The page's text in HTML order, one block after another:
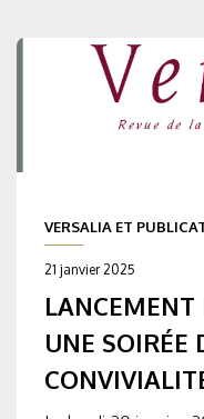
VERSALIA ET
21 janvier 2025
LANCEMENT
UNE SOIRÉE